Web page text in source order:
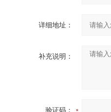
详细地址：
补充说明：
验证码：